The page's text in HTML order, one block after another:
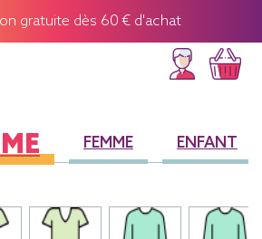
gratuite dès 60 € d'achat
FEMME ENFANT